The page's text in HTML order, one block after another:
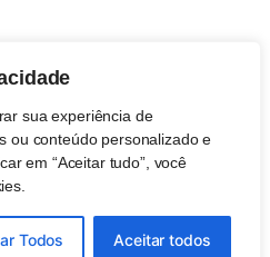
sua experiência de
ou conteúdo personalizado e
em “Aceitar tudo”, você
Todos Aceitar todos